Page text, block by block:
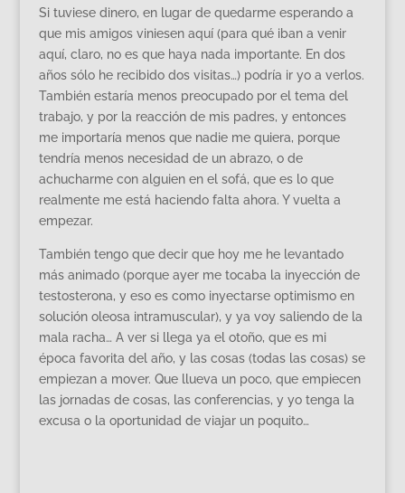
Si tuviese dinero, en lugar de quedarme esperando a
que mis amigos viniesen aquí (para qué iban a venir
aquí, claro, no es que haya nada importante. En dos
años sólo he recibido dos visitas…) podría ir yo a verlos.
También estaría menos preocupado por el tema del
trabajo, y por la reacción de mis padres, y entonces
me importaría menos que nadie me quiera, porque
tendría menos necesidad de un abrazo, o de
achucharme con alguien en el sofá, que es lo que
realmente me está haciendo falta ahora. Y vuelta a
empezar.
También tengo que decir que hoy me he levantado
más animado (porque ayer me tocaba la inyección de
testosterona, y eso es como inyectarse optimismo en
solución oleosa intramuscular), y ya voy saliendo de la
mala racha… A ver si llega ya el otoño, que es mi
época favorita del año, y las cosas (todas las cosas) se
empiezan a mover. Que llueva un poco, que empiecen
las jornadas de cosas, las conferencias, y yo tenga la
excusa o la oportunidad de viajar un poquito…